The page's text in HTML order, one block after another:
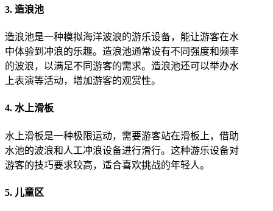
3. 造浪池
造浪池是一种模拟海洋波浪的游乐设备，能让游客在水
中体验到冲浪的乐趣。造浪池通常设有不同强度和频率
的波浪，以满足不同游客的需求。造浪池还可以举办水
上表演等活动，增加游客的观赏性。
4. 水上滑板
水上滑板是一种极限运动，需要游客站在滑板上，借助
水池的波浪和人工冲浪设备进行滑行。这种游乐设备对
游客的技巧要求较高，适合喜欢挑战的年轻人。
5. 儿童区